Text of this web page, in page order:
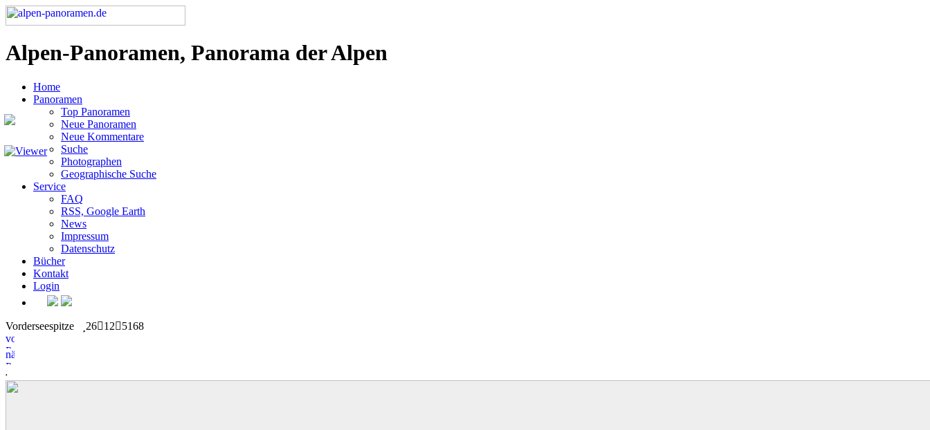
Alpen-Panoramen, Panorama der Alpen
Home
Panoramen
Top Panoramen
Neue Panoramen
Neue Kommentare
Suche
Photographen
Geographische Suche
Service
FAQ
RSS, Google Earth
News
Impressum
Datenschutz
Bücher
Kontakt
Login
Vorderseespitze 26 12 5168